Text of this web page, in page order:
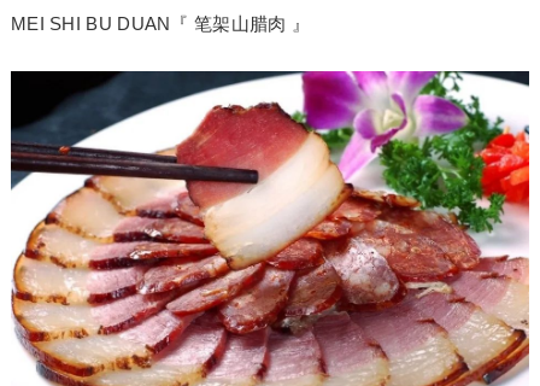
MEI SHI BU DUAN『 笔架山腊肉 』